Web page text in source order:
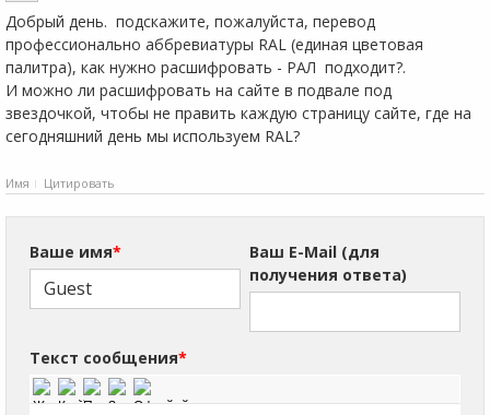
Добрый день. подскажите, пожалуйста, перевод
профессионально аббревиатуры RAL (единая цветовая
палитра), как нужно расшифровать - РАЛ подходит?.
И можно ли расшифровать на сайте в подвале под
звездочкой, чтобы не править каждую страницу сайте, где на
сегодняшний день мы используем RAL?
Имя Цитировать
Ваше имя*
Ваш E-Mail (для
получения ответа)
Текст сообщения*